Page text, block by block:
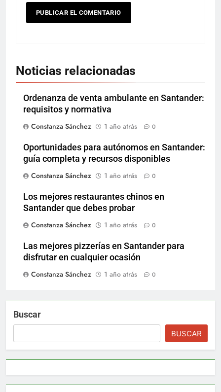
Noticias relacionadas
Ordenanza de venta ambulante en Santander:
requisitos y normativa
Constanza Sánchez
1 año atrás 0
Oportunidades para autónomos en Santander:
guía completa y recursos disponibles
Constanza Sánchez
1 año atrás 0
Los mejores restaurantes chinos en
Santander que debes probar
Constanza Sánchez
1 año atrás 0
Las mejores pizzerías en Santander para
disfrutar en cualquier ocasión
Constanza Sánchez
1 año atrás 0
Buscar
BUSCAR